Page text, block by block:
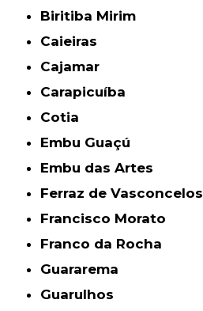
Biritiba Mirim
Caieiras
Cajamar
Carapicuíba
Cotia
Embu Guaçú
Embu das Artes
Ferraz de Vasconcelos
Francisco Morato
Franco da Rocha
Guararema
Guarulhos